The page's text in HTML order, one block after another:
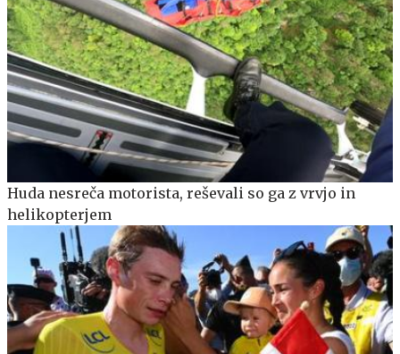
Huda nesreča motorista, reševali so ga z vrvjo in
helikopterjem